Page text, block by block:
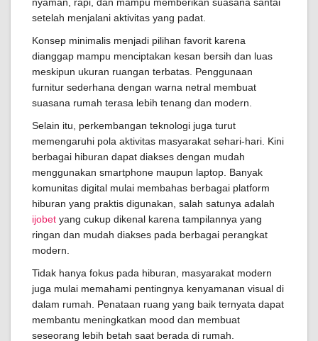
setelah menjalani aktivitas yang padat.
Konsep minimalis menjadi pilihan favorit karena
dianggap mampu menciptakan kesan bersih dan luas
meskipun ukuran ruangan terbatas. Penggunaan
furnitur sederhana dengan warna netral membuat
suasana rumah terasa lebih tenang dan modern.
Selain itu, perkembangan teknologi juga turut
memengaruhi pola aktivitas masyarakat sehari-hari. Kini
berbagai hiburan dapat diakses dengan mudah
menggunakan smartphone maupun laptop. Banyak
komunitas digital mulai membahas berbagai platform
hiburan yang praktis digunakan, salah satunya adalah
ijobet yang cukup dikenal karena tampilannya yang
ringan dan mudah diakses pada berbagai perangkat
modern.
Tidak hanya fokus pada hiburan, masyarakat modern
juga mulai memahami pentingnya kenyamanan visual di
dalam rumah. Penataan ruang yang baik ternyata dapat
membantu meningkatkan mood dan membuat
seseorang lebih betah saat berada di rumah.